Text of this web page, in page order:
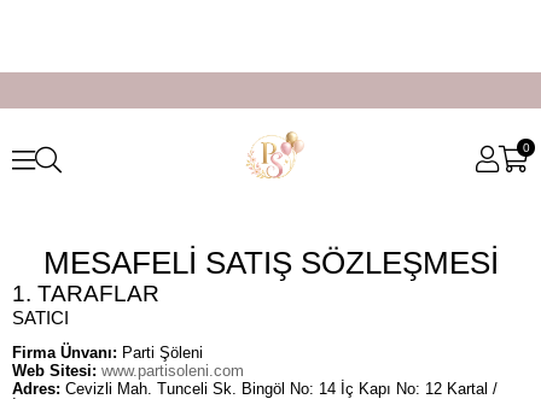
0
MESAFELİ SATIŞ SÖZLEŞMESİ
1. TARAFLAR
SATICI
Firma Ünvanı: Parti Şöleni
Web Sitesi: www.partisoleni.com
Adres: Cevizli Mah. Tunceli Sk. Bingöl No: 14 İç Kapı No: 12 Kartal /